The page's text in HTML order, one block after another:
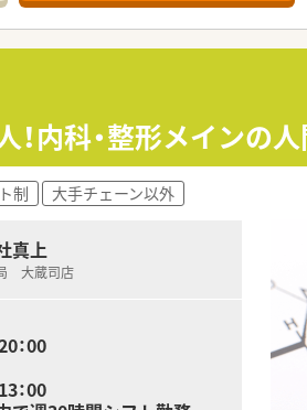
内科・整形メインの
制 大手チェーン以外
真上
大蔵司店
：00
：00